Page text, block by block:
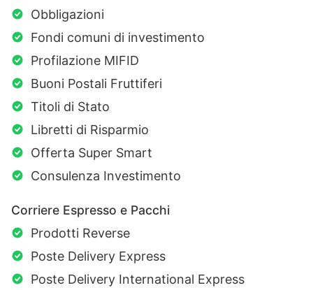
Obbligazioni
Fondi comuni di investimento
Profilazione MIFID
Buoni Postali Fruttiferi
Titoli di Stato
Libretti di Risparmio
Offerta Super Smart
Consulenza Investimento
Corriere Espresso e Pacchi
Prodotti Reverse
Poste Delivery Express
Poste Delivery International Express